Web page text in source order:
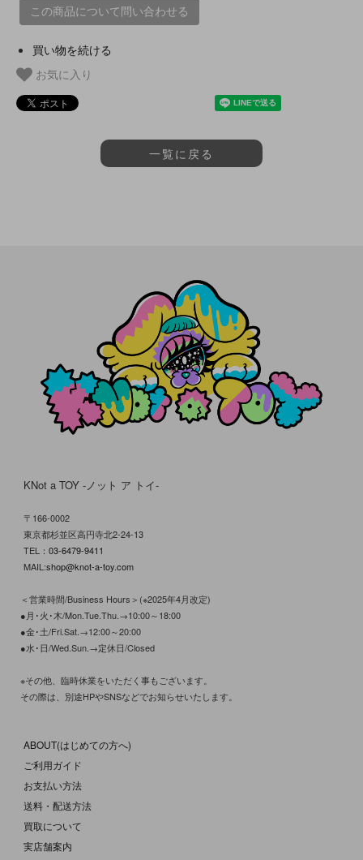
この商品について問い合わせる
買い物を続ける
お気に入り
一覧に戻る
KNot a TOY -ノット ア トイ-
〒166-0002
東京都杉並区高円寺北2-24-13
TEL： 03-6479-9411
MAIL:shop@knot-a-toy.com
＜営業時間/Business Hours＞(※2025年4月改定)
●月･火･木/Mon.Tue.Thu.→10:00～18:00
●金･土/Fri.Sat.→12:00～20:00
●水･日/Wed.Sun.→定休日/Closed
※その他、臨時休業をいただく事もございます。
その際は、別途HPやSNSなどでお知らせいたします。
ABOUT(はじめての方へ)
ご利用ガイド
お支払い方法
送料・配送方法
買取について
実店舗案内